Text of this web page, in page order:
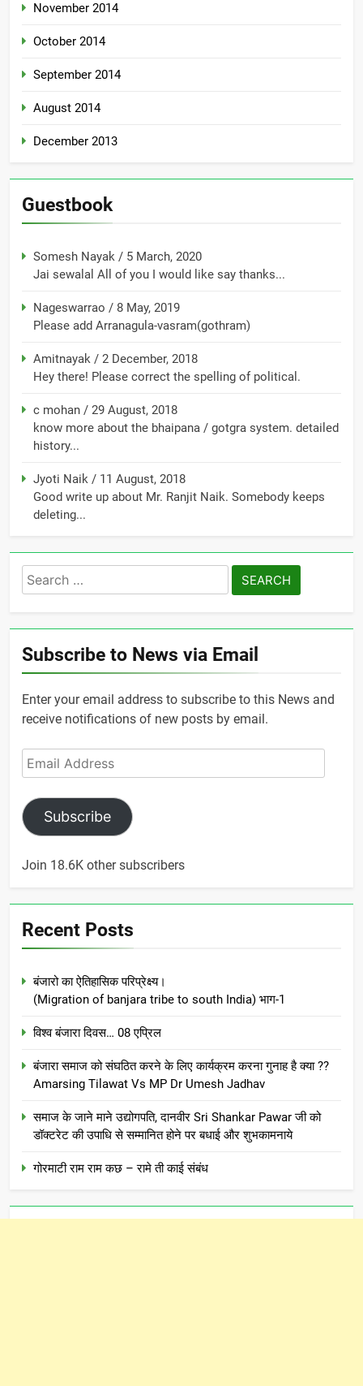
November 2014
October 2014
September 2014
August 2014
December 2013
Guestbook
Somesh Nayak / 5 March, 2020
Jai sewalal All of you I would like say thanks...
Nageswarrao / 8 May, 2019
Please add Arranagula-vasram(gothram)
Amitnayak / 2 December, 2018
Hey there! Please correct the spelling of political.
c mohan / 29 August, 2018
know more about the bhaipana / gotgra system. detailed
history...
Jyoti Naik / 11 August, 2018
Good write up about Mr. Ranjit Naik. Somebody keeps
deleting...
Search
for:
Subscribe to News via Email
Enter your email address to subscribe to this News and
receive notifications of new posts by email.
Email
Address
Subscribe
Join 18.6K other subscribers
Recent Posts
बंजारो का ऐतिहासिक परिप्रेक्ष्य।
(Migration of banjara tribe to south India) भाग-1
विश्व बंजारा दिवस… 08 एप्रिल
बंजारा समाज को संघठित करने के लिए कार्यक्रम करना गुनाह है क्या ??
Amarsing Tilawat Vs MP Dr Umesh Jadhav
समाज के जाने माने उद्योगपति, दानवीर Sri Shankar Pawar जी को
डॉक्टरेट की उपाधि से सम्मानित होने पर बधाई और शुभकामनाये
गोरमाटी राम राम कछ – रामे ती काई संबंध